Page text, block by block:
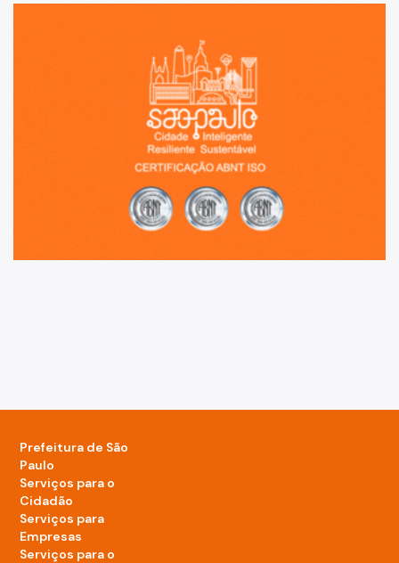
Prefeitura de São
Paulo
Serviços para o
Cidadão
Serviços para
Empresas
Serviços para o